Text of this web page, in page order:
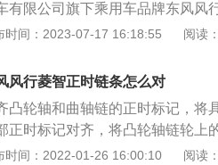
有限公司旗下乘用车品牌东风风
上市十余年来，菱智始终畅销
并于2001年推出菱智系列产品。
材料供应体系和ALL-TIME质
时间：2023-07-17 16:18:55 阅读
风行菱智正时链条怎么对
凸轮轴和曲轴链的正时标记，将
正时标记对齐，将凸轮轴链轮上
齐。正时链条主要作用是驱动发
时间：2022-01-26 16:00:10 阅读